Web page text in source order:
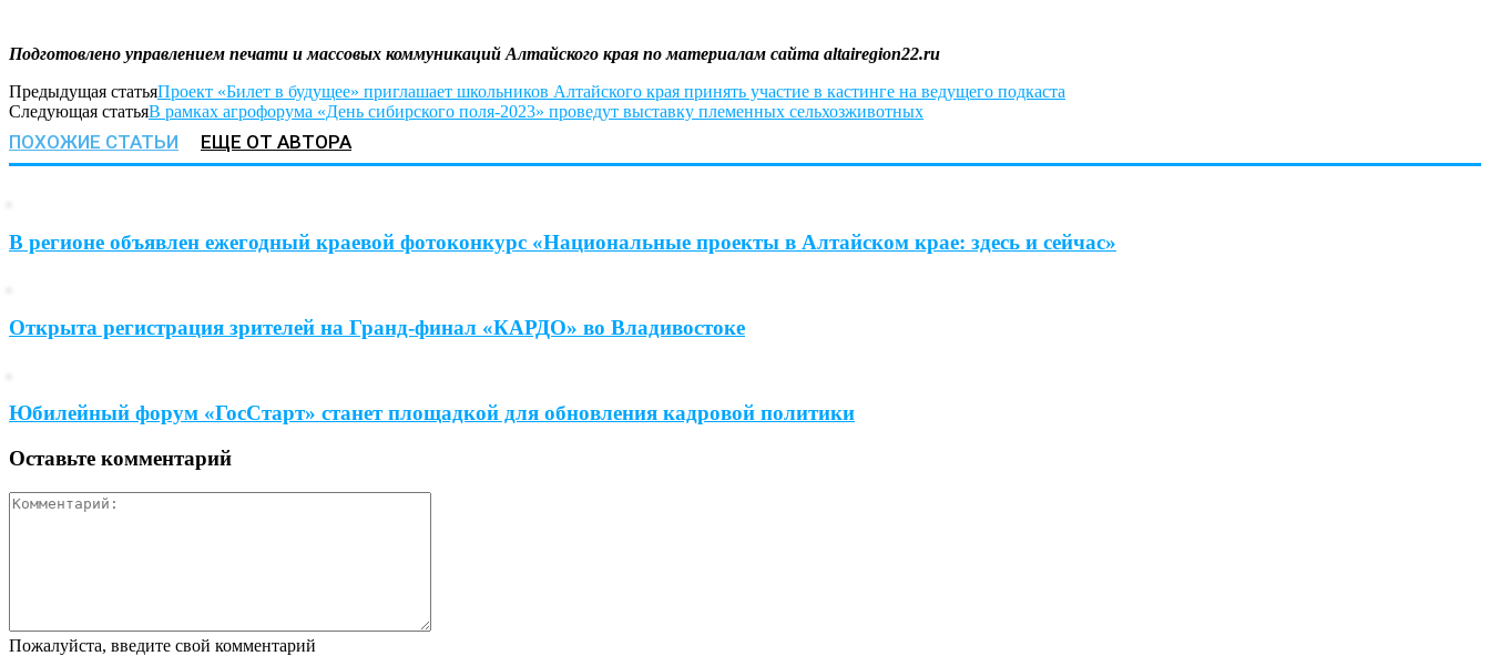
Подготовлено управлением печати и массовых коммуникаций Алтайского края по материалам сайта altairegion22.ru
Предыдущая статьяПроект «Билет в будущее» приглашает школьников Алтайского края принять участие в кастинге на ведущего подкаста
Следующая статьяВ рамках агрофорума «День сибирского поля-2023» проведут выставку племенных сельхозживотных
ПОХОЖИЕ СТАТЬИ ЕЩЕ ОТ АВТОРА
В регионе объявлен ежегодный краевой фотоконкурс «Национальные проекты в Алтайском крае: здесь и сейчас»
Открыта регистрация зрителей на Гранд-финал «КАРДО» во Владивостоке
Юбилейный форум «ГосСтарт» станет площадкой для обновления кадровой политики
Оставьте комментарий
Пожалуйста, введите свой комментарий